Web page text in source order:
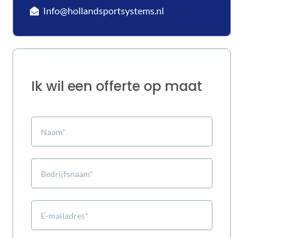
Info@hollandsportsystems.nl
Ik wil een offerte op maat